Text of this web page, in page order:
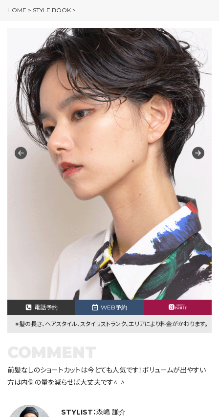
HOME > STYLE BOOK >
電話予約 WEB予約
※髪の長さ、ヘアスタイル、スタイリストランク、エリアにより料金がかわります。
STYLIST：森嶋 謙介
前髪なしのショートカットは今とても人気です！ボリュームが出やすい
方は内側の量を減らせば大丈夫です^_^